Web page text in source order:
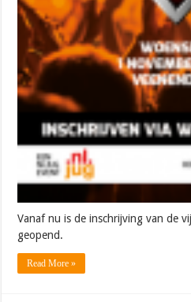
Vanaf nu is de inschrijving van de
geopend.
Read More »